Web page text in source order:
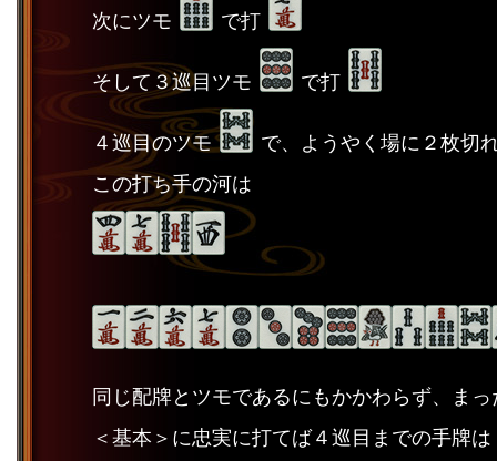
次にツモ で打
そして３巡目ツモ で打
４巡目のツモ
で、ようやく場に２枚切
この打ち手の河は
同じ配牌とツモであるにもかかわらず、ま
＜基本＞に忠実に打てば４巡目までの手牌は